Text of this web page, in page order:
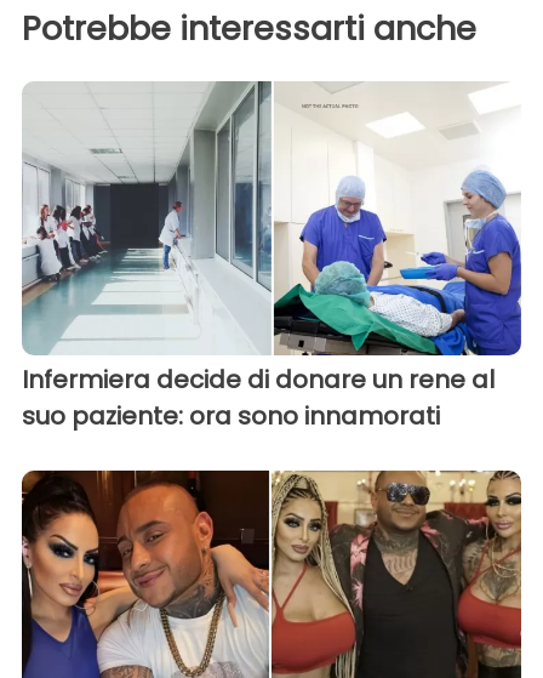
Potrebbe interessarti anche
Infermiera decide di donare un rene al
suo paziente: ora sono innamorati